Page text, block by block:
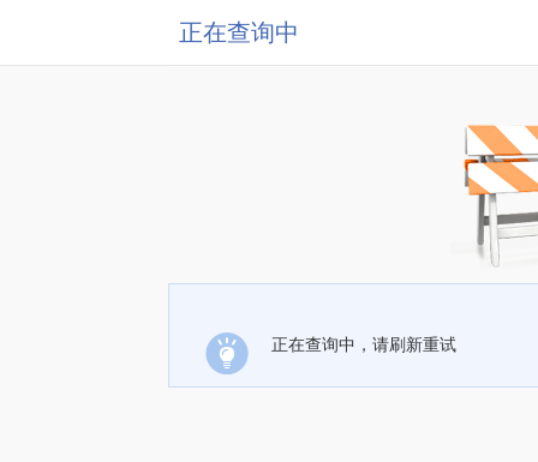
正在查询中
正在查询中，请刷新重试